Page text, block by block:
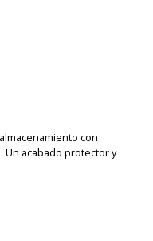
con
acabado protector y